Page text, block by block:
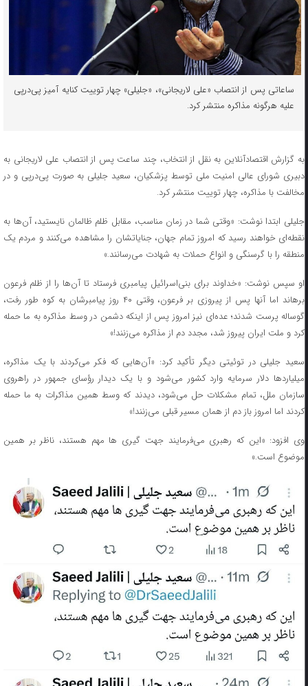
ساعاتی پس از انتصاب «علی لاریجانی»، «جلیلی» چهار توییت کنایه آمیز پی‌در‌پی
علیه هرگونه مذاکره منتشر کرد.
به گزارش اقتصادآنلاین به نقل از انتخاب، چند ساعت پس از انتصاب علی لاریجانی به
دبیری شورای عالی امنیت ملی توسط پزشکیان، سعید جلیلی به صورت پی‌در‌پی و در
مخالفت با مذاکره، چهار توییت منتشر کرد.
جلیلی ابتدا نوشت: «وقتی شما در زمان مناسب، مقابل ظلم ظالمان نایستید، آن‌ها به
نقطه‌ای خواهند رسید که امروز تمام جهان، جنایاتشان را مشاهده می‌کنند و مردم یک
منطقه را با گرسنگی و انواع حملات به شهادت می‌رسانند.»
او سپس نوشت: «خداوند برای بنی‌اسرائیل پیامبری فرستاد تا آن‌ها را از ظلم فرعون
برهاند اما آنها پس از پیروزی بر فرعون، وقتی ۴۰ روز پیامبرشان به کوه طور رفت،
گوساله پرست شدند؛ عده‌ای نیز امروز پس از اینکه دشمن در وسط مذاکره به ما حمله
کرد و ملت ایران پیروز شد، مجدد دم از مذاکره می‌زنند!»
سعید جلیلی در توئیتی دیگر تأکید کرد: «آن‌هایی که فکر می‌کردند با یک مذاکره،
میلیاردها دلار سرمایه وارد کشور می‌شود و با یک دیدار رؤسای جمهور در راهروی
سازمان ملل، تمام مشکلات حل می‌شود، دیدند که وسط همین مذاکرات به ما حمله
کردند اما امروز باز دم از همان مسیر قبلی می‌زنند!»
وی افزود: «این که رهبری می‌فرمایند جهت گیری ها مهم هستند، ناظر بر همین
موضوع است.»